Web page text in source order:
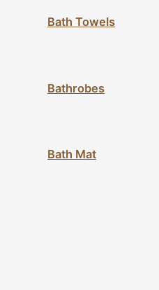
Bath Towels
Bathrobes
Bath Mat